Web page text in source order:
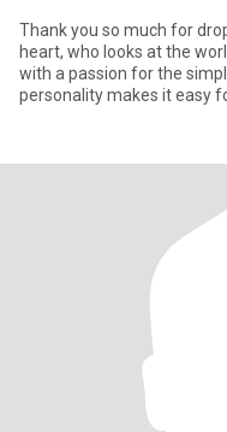
Thank you so much for
heart, who looks at the
with a passion for the
personality makes it easy